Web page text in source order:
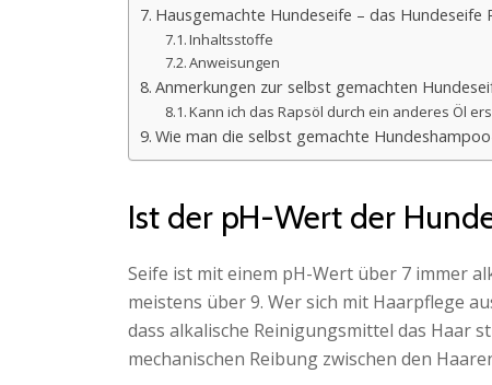
Hausgemachte Hundeseife – das Hundeseife
Inhaltsstoffe
Anweisungen
Anmerkungen zur selbst gemachten
Kann ich das Rapsöl durch ein anderes Öl
Wie man die selbst gemachte
Ist der pH-Wert der
Seife ist mit einem pH-Wert über 7 immer
meistens über 9. Wer sich mit Haarpflege
dass alkalische Reinigungsmittel das Haar
mechanischen Reibung zwischen den